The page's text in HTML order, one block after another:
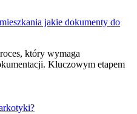
jakie dokumenty do
który wymaga
Kluczowym etapem